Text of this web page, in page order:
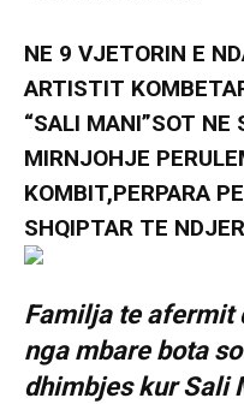
NE 9 VJETORIN E
ARTISTIT
“SALI MANI”SOT NE
MIRNJOHJE
KOMBIT,PERPARA
SHQIPTAR TE
Familja te afermit
nga mbare bota
dhimbjes kur Sali